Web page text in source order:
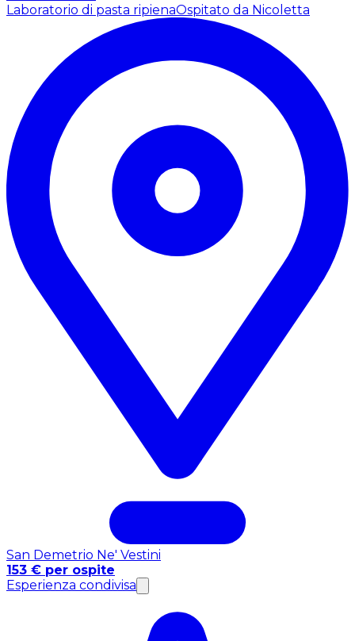
Laboratorio di pasta ripienaOspitato da Nicoletta
San Demetrio Ne' Vestini
153 € per ospite
Esperienza condivisa